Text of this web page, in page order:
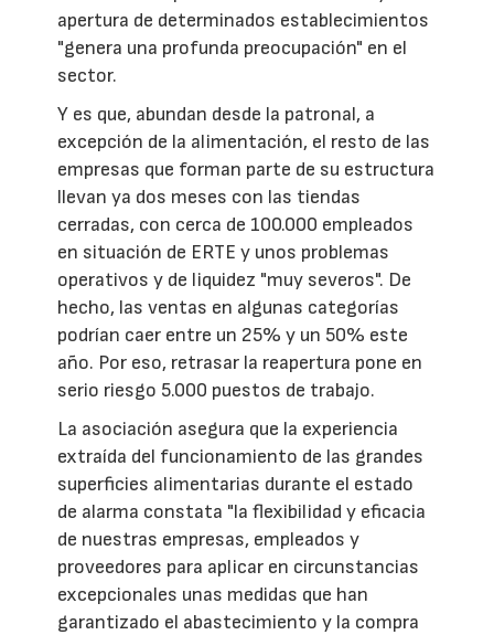
apertura de determinados establecimientos
"genera una profunda preocupación" en el
sector.
Y es que, abundan desde la patronal, a
excepción de la alimentación, el resto de las
empresas que forman parte de su estructura
llevan ya dos meses con las tiendas
cerradas, con cerca de 100.000 empleados
en situación de ERTE y unos problemas
operativos y de liquidez "muy severos". De
hecho, las ventas en algunas categorías
podrían caer entre un 25% y un 50% este
año. Por eso, retrasar la reapertura pone en
serio riesgo 5.000 puestos de trabajo.
La asociación asegura que la experiencia
extraída del funcionamiento de las grandes
superficies alimentarias durante el estado
de alarma constata "la flexibilidad y eficacia
de nuestras empresas, empleados y
proveedores para aplicar en circunstancias
excepcionales unas medidas que han
garantizado el abastecimiento y la compra